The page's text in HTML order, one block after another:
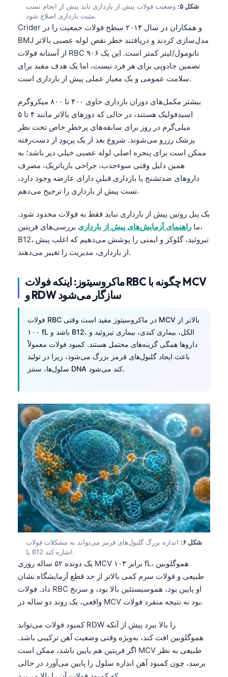
شکل ۵:
وضعیت فولات پیش از بارداری باید پیش از انجام تست
مثبت بارداری اصلاح شود.
Crider و همکاران در سال ۲۰۱۴ سطح فولات جمعیت را در
BMJ مدل‌سازی کردند و دریافتند خطر نقص لوله عصبی بالاتر
از آستانه فولات RBC ۹۰۶ نانومول/لیتر کمتر است. این یک
تضمین جادویی برای هر فرد نیست، اما یک هدف مفید برای
سلامت عمومی و یک معیار عملی پیش از بارداری است.
بیشتر مکمل‌های دوران بارداری حاوی ۴۰۰ تا ۸۰۰ میکروگرم
اسیدفولیک هستند، در حالی که دوزهای بالاتر مانند ۴ تا ۵
میلی‌گرم در روز برای سابقه‌های پرخطرِ خاص تحت نظر
پزشک رزرو می‌شوند. شروع بعد از یک پریودِ از دست‌رفته
ممکن است برای پنجره اصلی لوله عصبی خیلی دیر باشد؛ به
همین دلیل وقتی سوءجذب، جراحی باریاتریک، مصرف
داروهای ضدتشنج یا بارداری قبلیِ دارای عارضه وجود دارد،
تست پیش از بارداری را ترجیح می‌دهم.
یک پنل روتین پیش از بارداری نباید فقط به فولات محدود شود.
ما راهنمای آزمایش‌های پیش از بارداری بررسی‌های فریتین،
B12، تیروئید، گلوکز و ایمنی را پوشش می‌دهیم که اغلب پیش
از بارداری، مدیریت را تغییر می‌دهند.
ماکروسیتوز: اینکه فولات RBC چگونه با MCV
و RDW سازگار می‌شود
فولات RBC در ماکروسیتوز مفید است وقتی MCV بالاتر از
۱۰۰ fL باشد و B12، الکل، بیماری کبدی، بیماری تیروئید و
داروها همگی گزینه‌های محتمل هستند. کمبود فولات معمولاً
باعث ایجاد گلبول‌های قرمز بزرگ می‌شود، زیرا در تولید
سلول‌ها، سنتز DNA کند می‌شود.
شکل ۶:
اندازه بزرگ گلبول‌های قرمز می‌تواند به مشکلات فولات
یا B12 اشاره کند.
یک دونده ۵۲ ساله روزی MCV برابر ۱۰۳ fL، هموگلوبین
طبیعی و فولات سرم کمی بالاتر از حد قطع آزمایشگاه نشان
داد. فولات RBC او پایین بود، هموسیستئین بالا بود، و سرنخ
واقعی، یک روند دو ساله در MCV بود نه نتیجه منفرد فولات.
کمبود فولات می‌تواند RDW را بالا ببرد پیش از آنکه
هموگلوبین افت کند، به‌ویژه وقتی وضعیت آهن ترکیبی باشد.
اگر فریتین هم پایین باشد، ممکن است MCV طبیعی به نظر
برسد، چون کمبود آهن اندازه سلول را پایین می‌آورد در حالی